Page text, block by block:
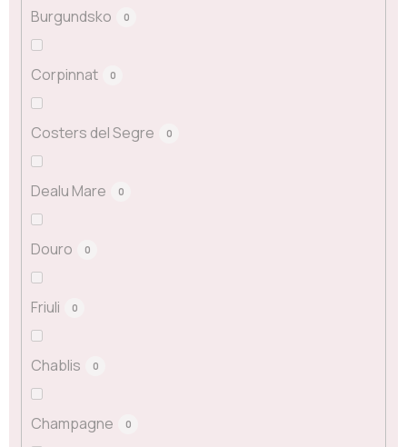
Burgundsko 0
Corpinnat 0
Costers del Segre 0
Dealu Mare 0
Douro 0
Friuli 0
Chablis 0
Champagne 0